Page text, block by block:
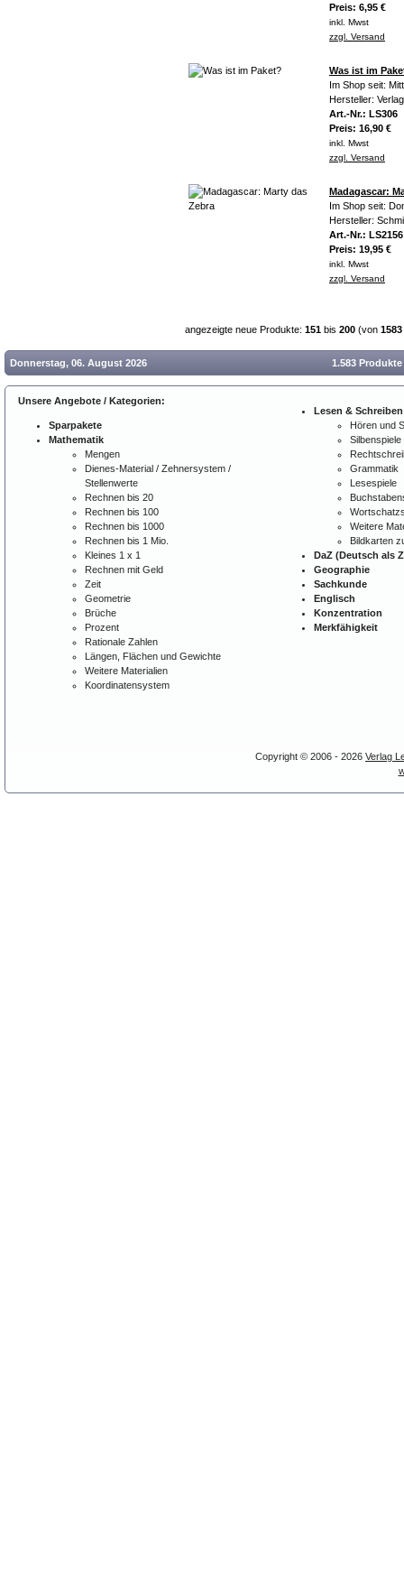
Preis: 6,95 €
inkl. Mwst
zzgl. Versand
Was ist im
Im Shop seit:
Hersteller:
Art.-Nr.: LS306
Preis: 16,90 €
inkl. Mwst
zzgl. Versand
Madagascar:
Im Shop seit:
Hersteller:
Art.-Nr.: LS2156
Preis: 19,95 €
inkl. Mwst
zzgl. Versand
angezeigte neue Produkte: 151 bis 200 (von 1583
Donnerstag, 06. August 2026 1.583
Unsere Angebote / Kategorien:
Sparpakete
Mathematik
Mengen
Dienes-Material / Zehnersystem /
Stellenwerte
Rechnen bis 20
Rechnen bis 100
Rechnen bis 1000
Rechnen bis 1 Mio.
Kleines 1 x 1
Rechnen mit Geld
Zeit
Geometrie
Brüche
Prozent
Rationale Zahlen
Längen, Flächen und Gewichte
Weitere Materialien
Koordinatensystem
Lesen & Schreiben
Hören und
Silbenspiele
Grammatik
Lesespiele
Weitere
Bildkarten
DaZ (Deutsch als
Geographie
Sachkunde
Englisch
Konzentration
Merkfähigkeit
Copyright © 2006 - 2026 Verlag